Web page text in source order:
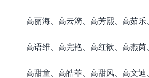
高丽海、高云漪、高芳熙、高茹乐
高语维、高完艳、高红歆、高燕茵
高甜童、高皓菲、高甜风、高文迪